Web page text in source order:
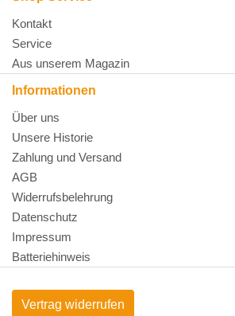
Kontakt
Service
Aus unserem Magazin
Informationen
Über uns
Unsere Historie
Zahlung und Versand
AGB
Widerrufsbelehrung
Datenschutz
Impressum
Batteriehinweis
Vertrag widerrufen